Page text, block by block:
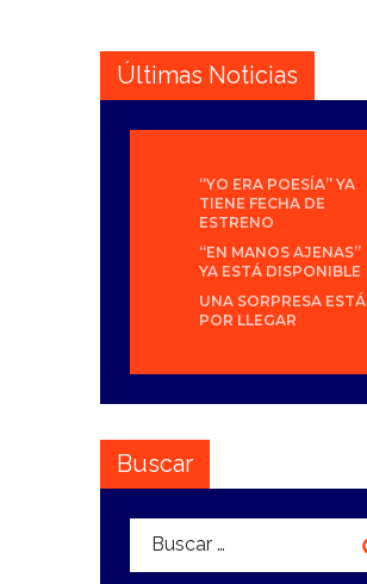
Últimas Noticias
“YO ERA POESÍA” YA
TIENE FECHA DE
ESTRENO
“EN MANOS AJENAS”
YA ESTÁ DISPONIBLE
UNA SORPRESA ESTÁ
POR LLEGAR
Buscar
Buscar: